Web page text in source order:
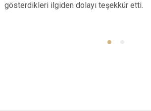
gösterdikleri ilgiden dolayı teşekkür etti.